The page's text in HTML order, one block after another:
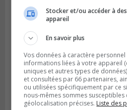
Stocker et/ou accéder à
appareil
En savoir plus
Vos données à caractère
informations liées à votre appareil
uniques et autres types de
et consultées par 66 partenaires,
ou utilisées spécifiquement par ce
nous-mêmes sommes
géolocalisation précises. Liste des